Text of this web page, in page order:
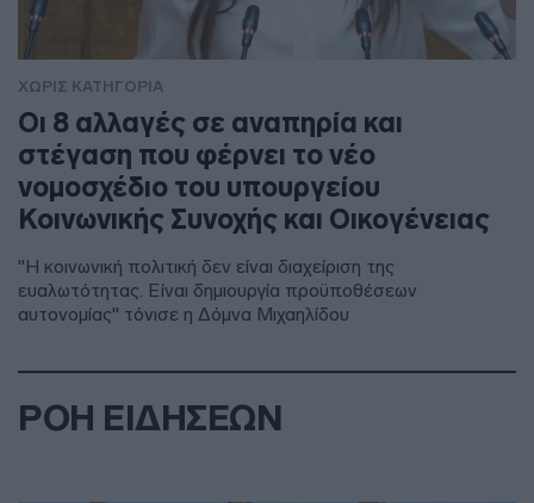
ΧΩΡΊΣ ΚΑΤΗΓΟΡΊΑ
Οι 8 αλλαγές σε αναπηρία και
στέγαση που φέρνει το νέο
νομοσχέδιο του υπουργείου
Κοινωνικής Συνοχής και Οικογένειας
"Η κοινωνική πολιτική δεν είναι διαχείριση της
ευαλωτότητας. Είναι δημιουργία προϋποθέσεων
αυτονομίας" τόνισε η Δόμνα Μιχαηλίδου
ΡΟΗ ΕΙΔΗΣΕΩΝ